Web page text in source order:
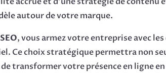
autour de votre marque.
, vous armez votre entreprise avec
Ce choix stratégique permettra non
transformer votre présence en ligne